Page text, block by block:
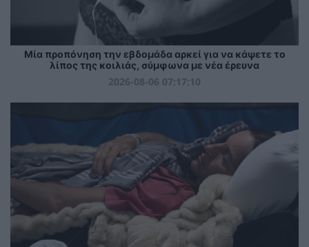
Μία προπόνηση την εβδομάδα αρκεί για να κάψετε το
λίπος της κοιλιάς, σύμφωνα με νέα έρευνα
2026-08-06 07:17:10